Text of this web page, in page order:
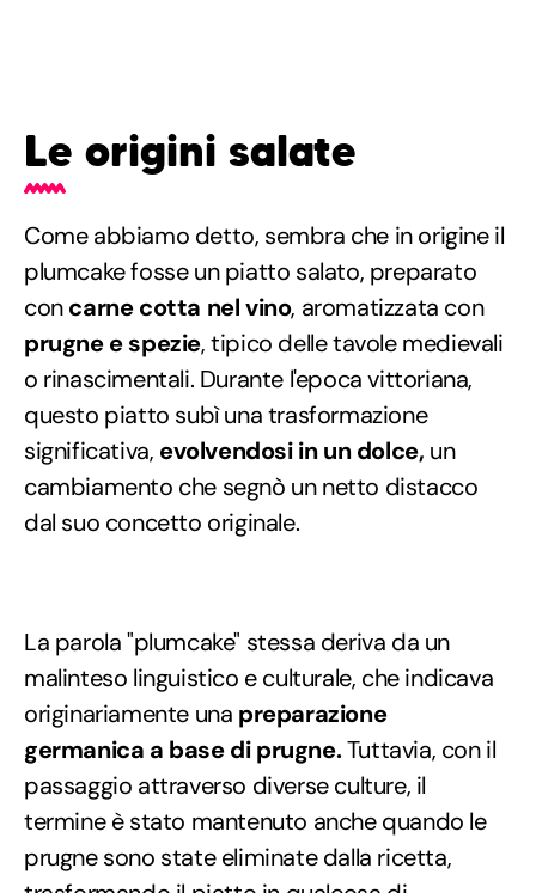
Le origini salate
Come abbiamo detto, sembra che in origine il
plumcake fosse un piatto salato, preparato
concarne cotta nel vino, aromatizzata con
prugne e spezie, tipico delle tavole medievali
o rinascimentali. Durante l'epoca vittoriana,
questo piatto subì una trasformazione
significativa, evolvendosi in un dolce, un
cambiamento che segnò un netto distacco
dal suo concetto originale.
La parola "plumcake" stessa deriva da un
malinteso linguistico e culturale, che indicava
originariamente una preparazione
germanica a base di prugne.Tuttavia, con il
passaggio attraverso diverse culture, il
termine è stato mantenuto anche quando le
prugne sono state eliminate dalla ricetta,